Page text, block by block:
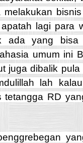
lagi para
ada yang bisa
umum ini
juga dibalik
lah
tetangga RD